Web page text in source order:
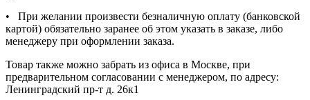
• При желании произвести безналичную оплату (банковской
картой) обязательно заранее об этом указать в заказе, либо
менеджеру при оформлении заказа.
Товар также можно забрать из офиса в Москве, при
предварительном согласовании с менеджером, по адресу:
Ленинградский пр-т д. 26к1